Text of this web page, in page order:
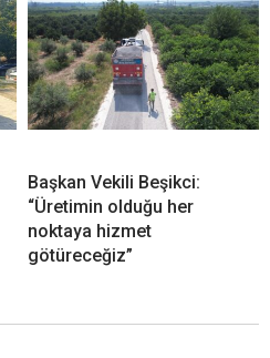
Başkan Vekili Beşikci:
“Üretimin olduğu her
noktaya hizmet
götüreceğiz”